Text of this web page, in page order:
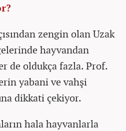
zengin olan Uzak
hayvandan
de oldukça fazla. Prof.
yabani ve vahşi
dikkati çekiyor.
hala hayvanlarla